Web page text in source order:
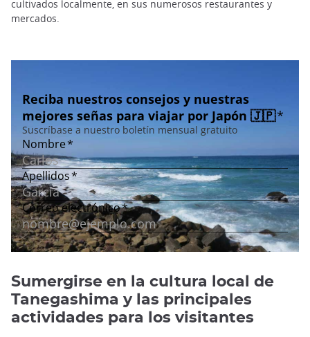
cultivados localmente, en sus numerosos restaurantes y
mercados.
Sumergirse en la cultura local de
Tanegashima y las principales
actividades para los visitantes